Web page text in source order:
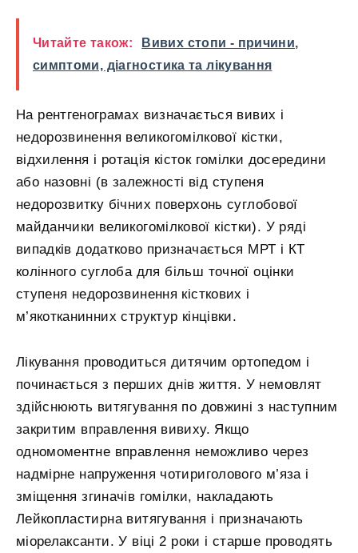
Читайте також:
Вивих стопи - причини,
симптоми, діагностика та лікування
На рентгенограмах визначається вивих і
недорозвинення великогомілкової кістки,
відхилення і ротація кісток гомілки досередини
або назовні (в залежності від ступеня
недорозвитку бічних поверхонь суглобової
майданчики великогомілкової кістки). У ряді
випадків додатково призначається МРТ і КТ
колінного суглоба для більш точної оцінки
ступеня недорозвинення кісткових і
м’якотканинних структур кінцівки.
Лікування проводиться дитячим ортопедом і
починається з перших днів життя. У немовлят
здійснюють витягування по довжині з наступним
закритим вправлення вивиху. Якщо
одномоментне вправлення неможливо через
надмірне напруження чотириголового м’яза і
зміщення згиначів гомілки, накладають
Лейкопластирна витягування і призначають
міорелаксанти. У віці 2 роки і старше проводять